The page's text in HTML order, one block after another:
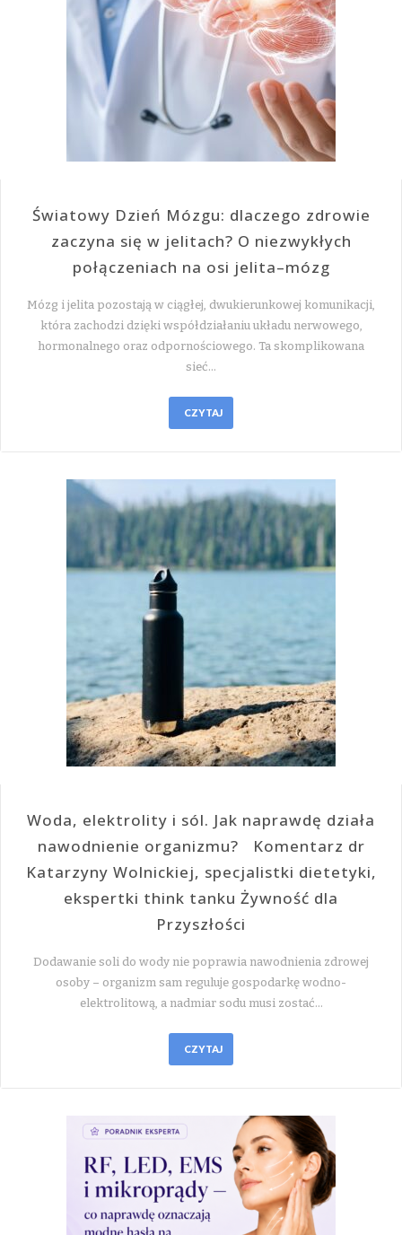
Światowy Dzień Mózgu: dlaczego zdrowie
zaczyna się w jelitach? O niezwykłych
połączeniach na osi jelita–mózg
Mózg i jelita pozostają w ciągłej, dwukierunkowej komunikacji,
która zachodzi dzięki współdziałaniu układu nerwowego,
hormonalnego oraz odpornościowego. Ta skomplikowana
sieć…
CZYTAJ
Woda, elektrolity i sól. Jak naprawdę działa
nawodnienie organizmu? Komentarz dr
Katarzyny Wolnickiej, specjalistki dietetyki,
ekspertki think tanku Żywność dla
Przyszłości
Dodawanie soli do wody nie poprawia nawodnienia zdrowej
osoby – organizm sam reguluje gospodarkę wodno-
elektrolitową, a nadmiar sodu musi zostać…
CZYTAJ